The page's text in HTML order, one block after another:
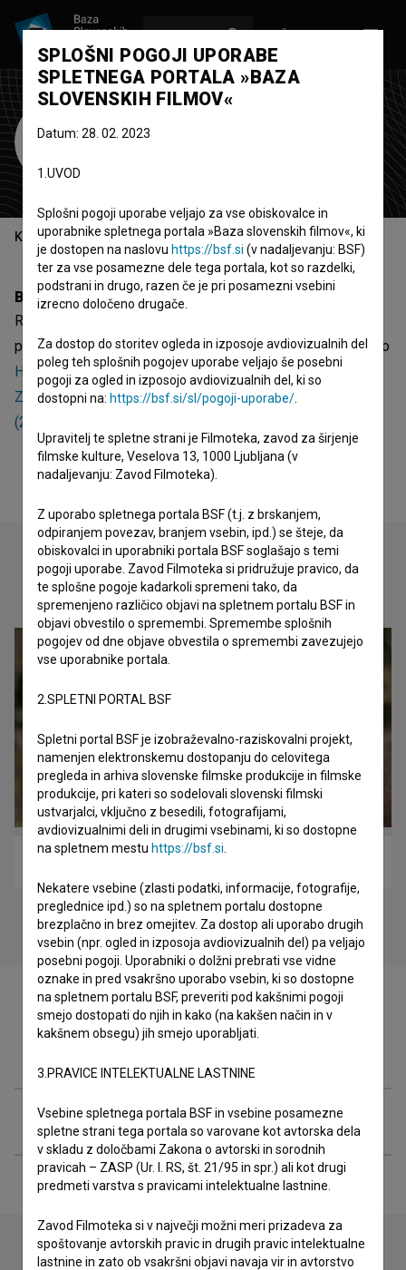
Rene Gašperšič
Kazalo
Biografija
Rene Gašperšič je pomočnik produkcije in asistent
poprodukcije. Najnovejši projekti, pri katerih je sodeloval, so
Hiša ljubezni: Inšpekcijski nadzor (2024),Hiša ljubezni:
Začetni kapital (2024)inHiša ljubezni: Odnos s strankami
(2024)
Oglejte si
Razširjeni podatki
SPLOŠNI POGOJI UPORABE
SPLETNEGA PORTALA »BAZA
SLOVENSKIH FILMOV«
Datum: 28. 02. 2023
1.UVOD
Splošni pogoji uporabe veljajo za vse obiskovalce in
uporabnike spletnega portala »Baza slovenskih filmov«, ki
je dostopen na naslovu https://bsf.si (v nadaljevanju: BSF)
ter za vse posamezne dele tega portala, kot so razdelki,
podstrani in drugo, razen če je pri posamezni vsebini
izrecno določeno drugače.
Za dostop do storitev ogleda in izposoje avdiovizualnih del
poleg teh splošnih pogojev uporabe veljajo še posebni
pogoji za ogled in izposojo avdiovizualnih del, ki so
dostopni na: https://bsf.si/sl/pogoji-uporabe/
Upravitelj te spletne strani je Filmoteka, zavod za širjenje
filmske kulture, Veselova 13, 1000 Ljubljana (v
nadaljevanju: Zavod Filmoteka).
Z uporabo spletnega portala BSF (t.j. z brskanjem,
odpiranjem povezav, branjem vsebin, ipd.) se šteje, da
obiskovalci in uporabniki portala BSF soglašajo s temi
pogoji uporabe. Zavod Filmoteka si pridružuje pravico, da
te splošne pogoje kadarkoli spremeni tako, da
spremenjeno različico objavi na spletnem portalu BSF in
objavi obvestilo o spremembi. Spremembe splošnih
pogojev od dne objave obvestila o spremembi zavezujejo
vse uporabnike portala.
2.SPLETNI PORTAL BSF
Spletni portal BSF je izobraževalno-raziskovalni projekt,
namenjen elektronskemu dostopanju do celovitega
pregleda in arhiva slovenske filmske produkcije in filmske
produkcije, pri kateri so sodelovali slovenski filmski
ustvarjalci, vključno z besedili, fotografijami,
avdiovizualnimi deli in drugimi vsebinami, ki so dostopne
na spletnem mestu https://bsf.si
Nekatere vsebine (zlasti podatki, informacije, fotografije,
preglednice ipd.) so na spletnem portalu dostopne
brezplačno in brez omejitev. Za dostop ali uporabo drugih
vsebin (npr. ogled in izposoja avdiovizualnih del) pa veljajo
posebni pogoji. Uporabniki o dolžni prebrati vse vidne
oznake in pred vsakršno uporabo vsebin, ki so dostopne
na spletnem portalu BSF, preveriti pod kakšnimi pogoji
smejo dostopati do njih in kako (na kakšen način in v
kakšnem obsegu) jih smejo uporabljati.
3.PRAVICE INTELEKTUALNE LASTNINE
Vsebine spletnega portala BSF in vsebine posamezne
spletne strani tega portala so varovane kot avtorska dela
v skladu z določbami Zakona o avtorski in sorodnih
pravicah – ZASP (Ur. l. RS, št. 21/95 in spr.) ali kot drugi
predmeti varstva s pravicami intelektualne lastnine.
Zavod Filmoteka si v največji možni meri prizadeva za
spoštovanje avtorskih pravic in drugih pravic intelektualne
lastnine in zato ob vsakršni objavi navaja vir in avtorstvo